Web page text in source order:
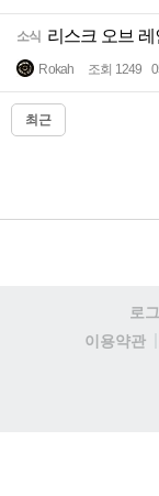
소식 리스크 오브 레
Rokah 조회 1249
최근
로
이용약관